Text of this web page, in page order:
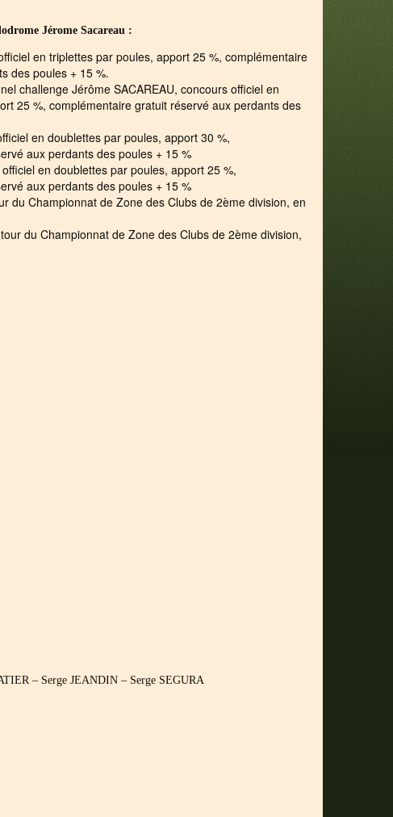
Jérome Sacareau :
en triplettes par poules, apport 25 %, complémentaire
des poules + 15 %.
challenge Jérôme SACAREAU, concours officiel en
25 %, complémentaire gratuit réservé aux perdants des
en doublettes par poules, apport 30 %,
aux perdants des poules + 15 %
en doublettes par poules, apport 25 %,
aux perdants des poules + 15 %
du Championnat de Zone des Clubs de 2ème division, en
du Championnat de Zone des Clubs de 2ème division,
– Serge JEANDIN – Serge SEGURA